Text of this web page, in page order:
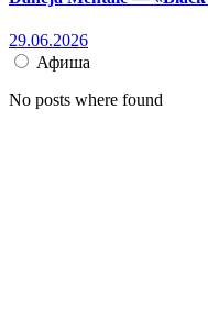
29.06.2026
Афиша
No posts where found